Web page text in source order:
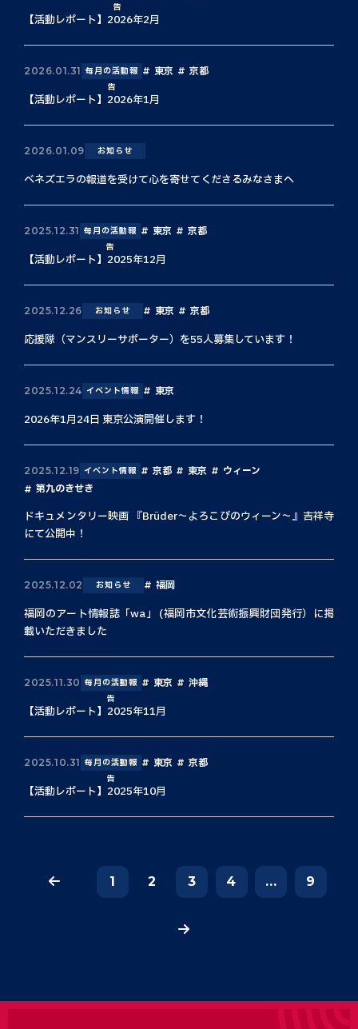
告
【活動レポート】2026年2月
2026.01.31 毎月の活動報
告
東京 京都
【活動レポート】2026年1月
2026.01.09 お知らせ
ベネズエラの報道を受けて心を寄せてくださるみなさまへ
2025.12.31 毎月の活動報
告
東京 京都
【活動レポート】2025年12月
2025.12.26 お知らせ 東京 京都
応援隊（マンスリーサポーター）を55人募集しています！
2025.12.24 イベント情報 東京
2026年1月24日 東京公演開催します！
2025.12.19 イベント情報 京都 東京
ウィーン
第九のきせき
ドキュメンタリー映画 『Brüder〜よろこびのウィーン〜』吉祥寺
にて公開中！
2025.12.02 お知らせ 福岡
福岡のアート情報誌「wa」 (福岡市文化芸術振興財団発行）に掲
載いただきました
2025.11.30 毎月の活動報
告
東京 沖縄
【活動レポート】2025年11月
2025.10.31 毎月の活動報
告
東京 京都
【活動レポート】2025年10月
1 2 3 4 ... 9